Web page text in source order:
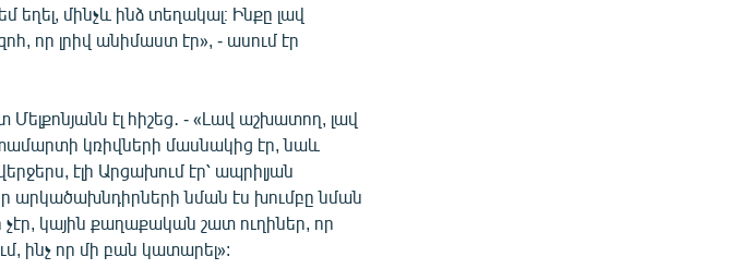
եղել, մինչև ինձ տեղակալ։ Ինքը լավ
որ լրիվ անիմաստ էր», - ասում էր
էլ հիշեց․ - «Լավ աշխատող, լավ
կռիվների մասնակից էր, նաև
էլի Արցախում էր՝ ապրիլյան
արկածախնդիրների նման էս խումբը նման
կային քաղաքական շատ ուղիներ, որ
ինչ որ մի բան կատարել»: